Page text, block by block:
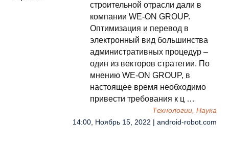
строительной отрасли дали в
компании WE-ON GROUP.
Оптимизация и перевод в
электронный вид большинства
административных процедур –
один из векторов стратегии. По
мнению WE-ON GROUP, в
настоящее время необходимо
привести требования к ц …
Технологии, Наука
14:00, Ноябрь 15, 2022 | android-robot.com